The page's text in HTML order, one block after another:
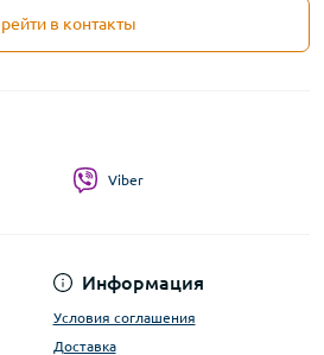
в контакты
Информация
Условия соглашения
Доставка
Viber